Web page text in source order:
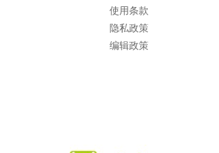
使用条款
隐私政策
编辑政策